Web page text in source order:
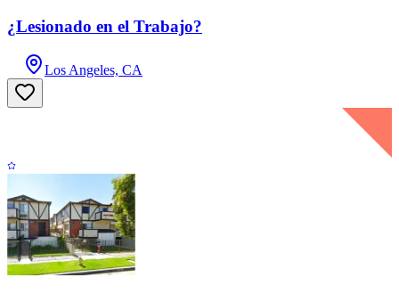
¿Lesionado en el Trabajo?
Los Angeles, CA